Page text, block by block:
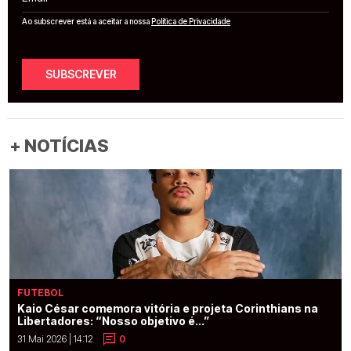
Ao subscrever está a aceitar a nossaPolítica de Privacidade
SUBSCREVER
+ NOTÍCIAS
FUTEBOL
Kaio César comemora vitória e projeta Corinthians na
Libertadores: “Nosso objetivo é...”
31 Mai 2026 | 14:12 0